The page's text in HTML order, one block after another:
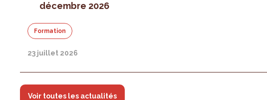
décembre 2026
Formation
23 juillet 2026
Voir toutes les actualités